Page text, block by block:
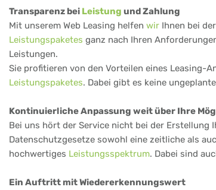
Transparenz bei Leistung und Zahlung
Mit unserem Web Leasing helfen wir Ihnen bei
Leistungspaketes ganz nach Ihren
Leistungen.
Sie profitieren von den Vorteilen eines Leasing-
Leistungspaketes. Dabei gibt es keine
Kontinuierliche Anpassung weit über Ihre
Bei uns hört der Service nicht bei der Erstellung
Datenschutzgesetze sowohl eine zeitliche als
hochwertiges Leistungsspektrum. Dabei sind
Ein Auftritt mit Wiedererkennungswert